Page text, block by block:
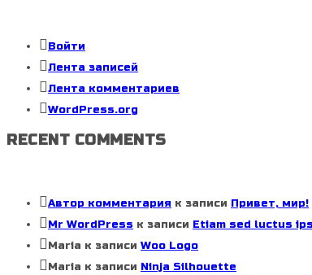
Войти
Лента записей
Лента комментариев
WordPress.org
RECENT COMMENTS
Автор комментария к записи Привет, мир!
Mr WordPress к записи Etiam sed luctus
Maria к записи Woo Logo
Maria к записи Ninja Silhouette